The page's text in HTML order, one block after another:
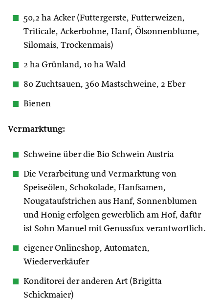
50,2 ha Acker (Futtergerste, Futterweizen,
Triticale, Ackerbohne, Hanf, Ölsonnenblume,
Silomais, Trockenmais)
2 ha Grünland, 10 ha Wald
80 Zuchtsauen, 360 Mastschweine, 2 Eber
Bienen
Vermarktung:
Schweine über die Bio Schwein Austria
Die Verarbeitung und Vermarktung von
Speiseölen, Schokolade, Hanfsamen,
Nougataufstrichen aus Hanf, Sonnenblumen
und Honig erfolgen gewerblich am Hof, dafür
ist Sohn Manuel mit Genussfux verantwortlich.
eigener Onlineshop, Automaten,
Wiederverkäufer
Konditorei der anderen Art (Brigitta
Schickmaier)